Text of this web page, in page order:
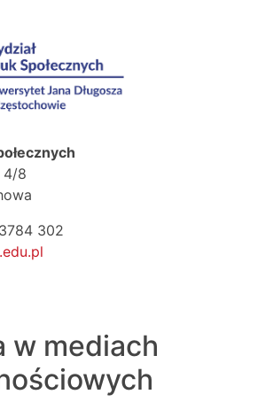
4/8
302
w mediach